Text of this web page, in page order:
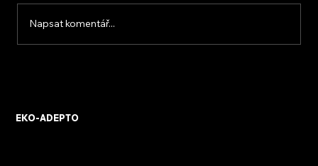
Napsat komentář...
EKO-ADEPTO